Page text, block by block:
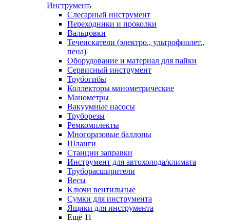
Инструмент
Слесарный инструмент
Переходники и проколки
Вальцовки
Течеискатели (электро., ультрофиолет.,
пена)
Оборудование и материал для пайки
Сервисный инструмент
Трубогибы
Коллекторы манометрические
Манометры
Вакуумные насосы
Труборезы
Ремкомплекты
Многоразовые баллоны
Шланги
Станции заправки
Инструмент для автохолода/климата
Труборасширители
Весы
Ключи вентильные
Сумки для инструмента
Ящики для инструмента
Ещё 11